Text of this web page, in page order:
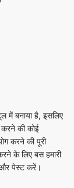
बनाया है, इसलिए
करने की पूरी
के लिए बस हमारी
पेस्ट करें।